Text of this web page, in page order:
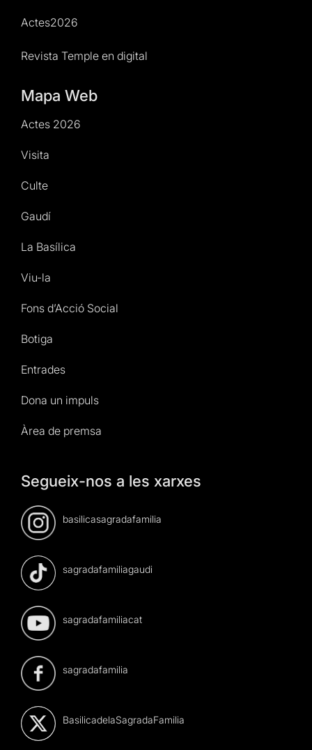
Actes2026
Revista Temple en digital
Mapa Web
Actes 2026
Visita
Culte
Gaudí
La Basílica
Viu-la
Fons d’Acció Social
Botiga
Entrades
Dona un impuls
Àrea de premsa
Segueix-nos a les xarxes
basilicasagradafamilia
sagradafamiliagaudi
sagradafamiliacat
sagradafamilia
BasilicadelaSagradaFamilia